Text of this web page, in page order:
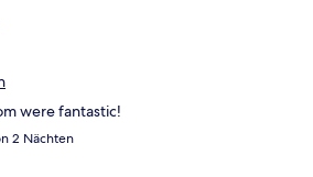
were fantastic!
2 Nächten